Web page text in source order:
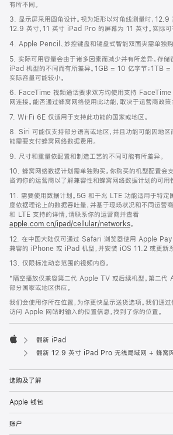
有所不同。
3. 显示屏采用圆角设计。视为矩形以对角线测量时，
12.9 英寸，11 英寸 iPad Pro 的屏幕为 11 英寸。实际可
4. Apple Pencil、妙控键盘和键盘式智能双面夹需单独购
5. 实际可用容量会由于诸多因素而减少并有所差异。存储
iPad 机型的不同而有所差异。1GB = 10 亿字节；1TB =
实际容量可能较小。
6. FaceTime 视频通话要求双方均使用支持 FaceTime
网连接。能否通过蜂窝网络使用此功能，取决于运营商政策
7. Wi‑Fi 6E 仅适用于支持此功能的国家或地区。
8. Siri 可能仅支持部分语言或地区，并且功能可能因地区
能需要支付蜂窝网络数据费用。
9. 尺寸和重量依配置和制造工艺的不同可能有所差异。
10. 蜂窝网络数据计划需单独购买。你购买的机型配置会
咨询你的运营商以了解兼容性和蜂窝网络数据计划的可用
11. 需要使用数据计划。5G 和千兆 LTE 功能适用于特定
度依据理论上的数据吞吐量，并基于现场状况和不同运营
和 LTE 支持的详情，请联系你的运营商并查看
apple.com.cn/ipad/cellular/networks。
12. 在中国大陆仅可通过 Safari 浏览器使用 Apple Pay
兼容的 iPhone 或 iPad 机型，并安装 iOS 11.2 或更新系
13. 仅限标准动态范围的视频内容。
*隔空播放仅兼容第二代 Apple TV 或后续机型。第二代
部分国家或地区供应。
我们会使用你所在位置，为你更快显示送货选项。我们通
访问 Apple 网站时输入的位置信息，找到了你的位置。
Apple
翻新 iPad
翻新 12.9 英寸 iPad Pro 无线局域网 + 蜂窝网
选购及了解
Apple 钱包
账户